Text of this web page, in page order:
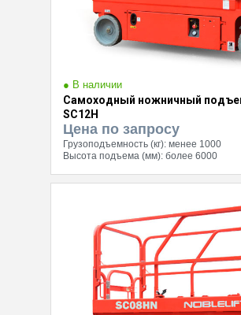
● В наличии
Самоходный ножничный
SC12H
Цена по запросу
Грузоподъемность (кг): менее 1000
Высота подъема (мм): более 6000